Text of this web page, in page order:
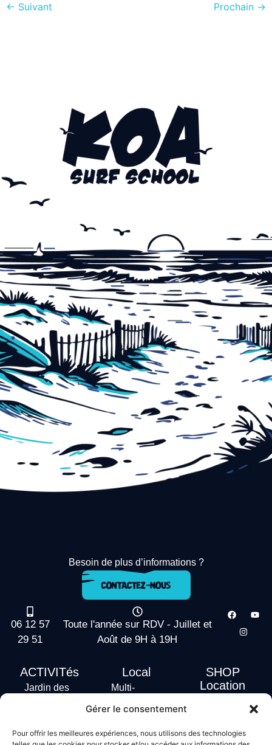
Gérer le consentement
Pour offrir les meilleures expériences, nous utilisons des technologies
← Suivant Prochain →
Besoin de plus d’informations ?
06 12 57
29 51
Toute l'année sur RDV - Juillet et
Août de 9H à 19H
ACTIVITés
Jardin des
Stand Up
Local
Multi-
Hébergement
SHOP
Location